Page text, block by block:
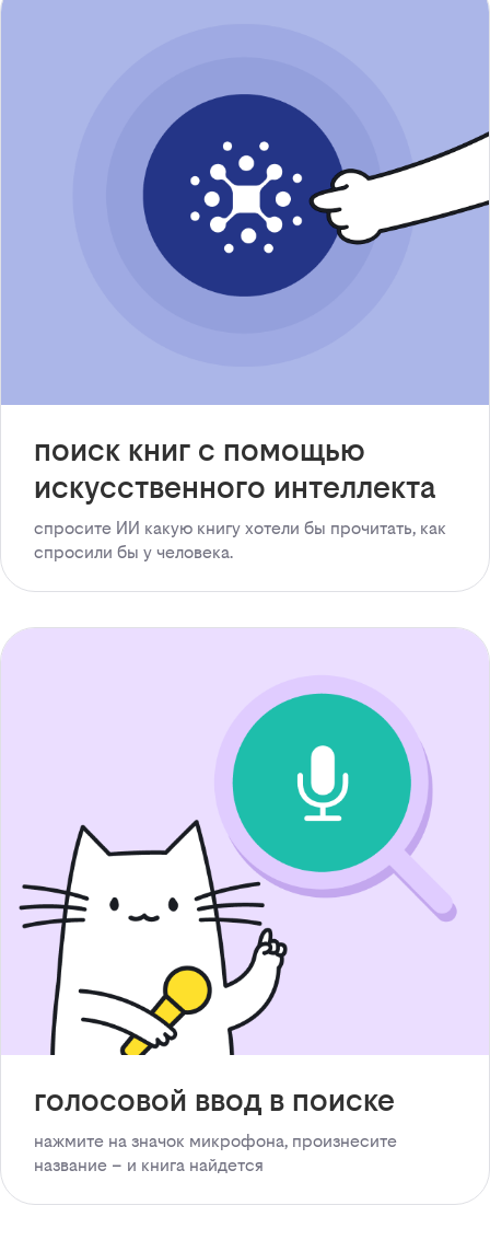
поиск книг с помощью
искусственного интеллекта
спросите ИИ какую книгу хотели бы прочитать, как
спросили бы у человека.
голосовой ввод в поиске
нажмите на значок микрофона, произнесите
название – и книга найдется